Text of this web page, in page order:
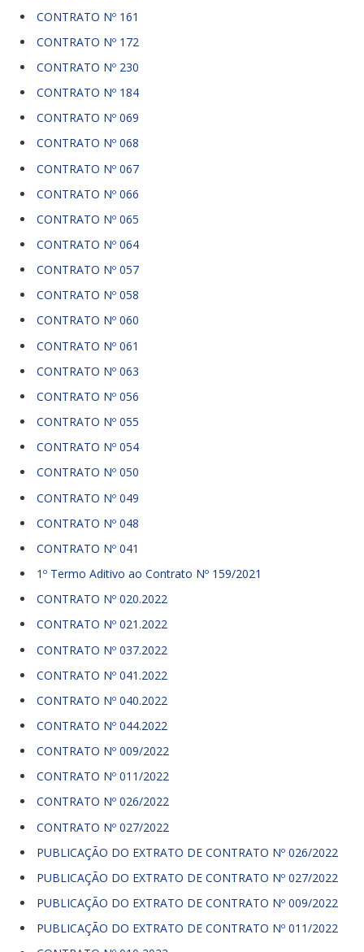
CONTRATO Nº 161
CONTRATO Nº 172
CONTRATO Nº 230
CONTRATO Nº 184
CONTRATO Nº 069
CONTRATO Nº 068
CONTRATO Nº 067
CONTRATO Nº 066
CONTRATO Nº 065
CONTRATO Nº 064
CONTRATO Nº 057
CONTRATO Nº 058
CONTRATO Nº 060
CONTRATO Nº 061
CONTRATO Nº 063
CONTRATO Nº 056
CONTRATO Nº 055
CONTRATO Nº 054
CONTRATO Nº 050
CONTRATO Nº 049
CONTRATO Nº 048
CONTRATO Nº 041
1º Termo Aditivo ao Contrato Nº 159/2021
CONTRATO Nº 020.2022
CONTRATO Nº 021.2022
CONTRATO Nº 037.2022
CONTRATO Nº 041.2022
CONTRATO Nº 040.2022
CONTRATO Nº 044.2022
CONTRATO Nº 009/2022
CONTRATO Nº 011/2022
CONTRATO Nº 026/2022
CONTRATO Nº 027/2022
PUBLICAÇÃO DO EXTRATO DE CONTRATO Nº 026/2022
PUBLICAÇÃO DO EXTRATO DE CONTRATO Nº 027/2022
PUBLICAÇÃO DO EXTRATO DE CONTRATO Nº 009/2022
PUBLICAÇÃO DO EXTRATO DE CONTRATO Nº 011/2022